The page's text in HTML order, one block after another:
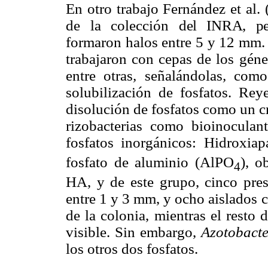
En otro trabajo Fernández et al.
de la colección del INRA,
formaron halos entre 5 y 12
trabajaron con cepas de los
entre otras, señalándolas,
solubilización de fosfatos.
disolución de fosfatos como un
rizobacterias como
fosfatos inorgánicos:
fosfato de aluminio (AlPO4),
HA, y de este grupo, cinco
entre 1 y 3 mm, y ocho aislados
de la colonia, mientras el resto
visible. Sin embargo,
los otros dos fosfatos.